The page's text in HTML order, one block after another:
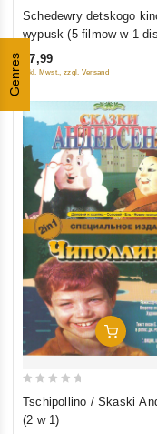
Genres
Schedewry detskogo
wypusk (5 filmow w 1
€7,99
inkl. Mwst., zzgl. Versand
In Den
Tschipollino / Skaski
(2 w 1)